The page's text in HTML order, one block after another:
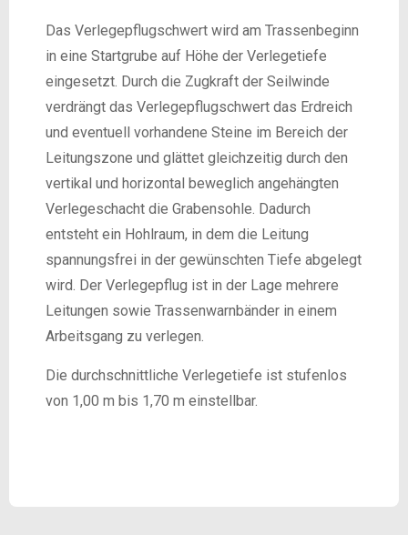
Das Verlegepflugschwert wird am Trassenbeginn
in eine Startgrube auf Höhe der Verlegetiefe
eingesetzt. Durch die Zugkraft der Seilwinde
verdrängt das Verlegepflugschwert das Erdreich
und eventuell vorhandene Steine im Bereich der
Leitungszone und glättet gleichzeitig durch den
vertikal und horizontal beweglich angehängten
Verlegeschacht die Grabensohle. Dadurch
entsteht ein Hohlraum, in dem die Leitung
spannungsfrei in der gewünschten Tiefe abgelegt
wird. Der Verlegepflug ist in der Lage mehrere
Leitungen sowie Trassenwarnbänder in einem
Arbeitsgang zu verlegen.
Die durchschnittliche Verlegetiefe ist stufenlos
von 1,00 m bis 1,70 m einstellbar.